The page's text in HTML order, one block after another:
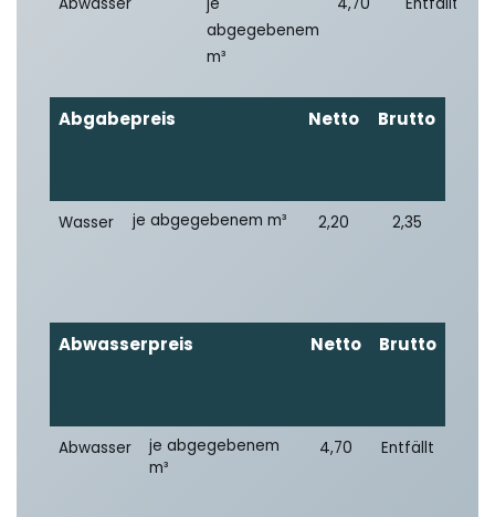
abgegebenem
m³
Abgabepreis Netto Brutto
Wasser je abgegebenem m³ 2,20 2,35
Abwasserpreis Netto Brutto
Abwasser
je abgegebenem
m³
4,70 Entfällt